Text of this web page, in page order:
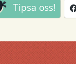
Tipsa oss!